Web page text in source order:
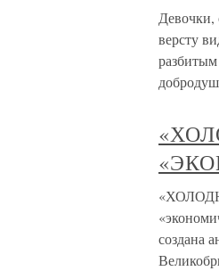
Девочки,
версту
создана